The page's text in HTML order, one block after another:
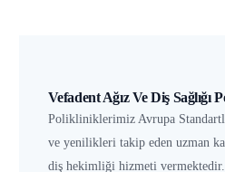
Vefadent Ağız Ve Diş Sağlığı
Polikliniklerimiz Avrupa
ve yenilikleri takip eden uzman
diş hekimliği hizmeti vermektedir.